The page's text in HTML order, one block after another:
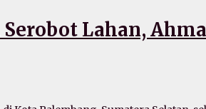
Lahan,